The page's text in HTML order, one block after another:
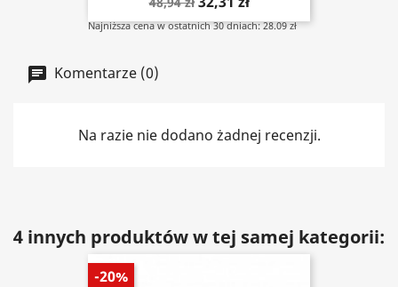
Najniższa cena w ostatnich 30 dniach: 28.09 zł
Komentarze (0)
Na razie nie dodano żadnej recenzji.
4 innych produktów w tej samej kategorii:
-20%